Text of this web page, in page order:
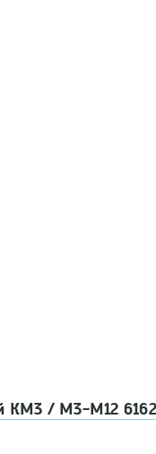
КМ3 / М3-М12